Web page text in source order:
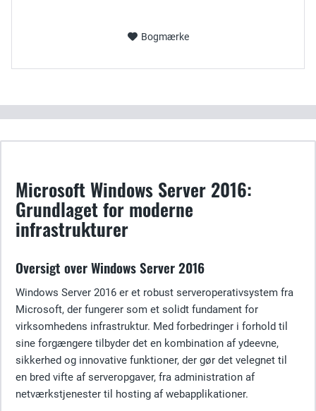
Bogmærke
Microsoft Windows Server 2016:
Grundlaget for moderne
infrastrukturer
Oversigt over Windows Server 2016
Windows Server 2016 er et robust serveroperativsystem fra
Microsoft, der fungerer som et solidt fundament for
virksomhedens infrastruktur. Med forbedringer i forhold til
sine forgængere tilbyder det en kombination af ydeevne,
sikkerhed og innovative funktioner, der gør det velegnet til
en bred vifte af serveropgaver, fra administration af
netværkstjenester til hosting af webapplikationer.